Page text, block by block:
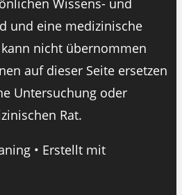
Wissens- und
und eine medizinische
nicht übernommen
auf dieser Seite ersetzen
Untersuchung oder
Rat.
• Erstellt mit